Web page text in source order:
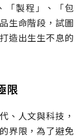
「製程」、「包
生命階段，試圖
造出生生不息的
限
、人文與科技，
界限，為了避免